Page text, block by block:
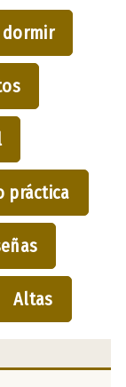
dormir
práctica
Altas